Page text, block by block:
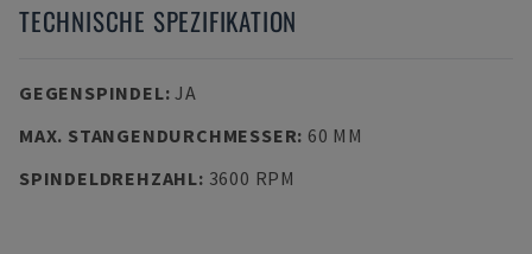
TECHNISCHE SPEZIFIKATION
GEGENSPINDEL:JA
MAX. STANGENDURCHMESSER: 60 MM
SPINDELDREHZAHL: 3600 RPM